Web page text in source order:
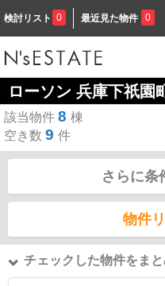
検討リスト 0 最近見た物件 0
ローソン 兵庫下祇園
該当物件 8 棟
空き数 9 件
さらに条
物件
チェックした物件をま